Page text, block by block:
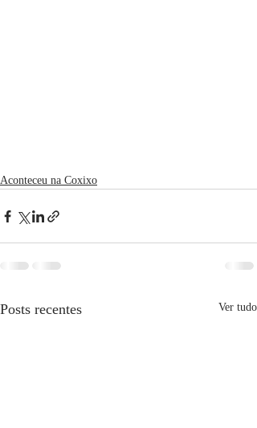
Aconteceu na Coxixo
Posts recentes Ver tudo